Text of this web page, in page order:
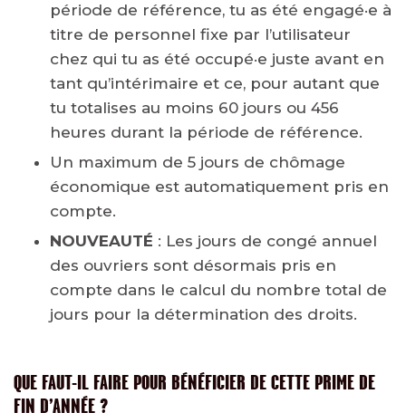
période de référence, tu as été engagé·e à
titre de personnel fixe par l’utilisateur
chez qui tu as été occupé·e juste avant en
tant qu’intérimaire et ce, pour autant que
tu totalises au moins 60 jours ou 456
heures durant la période de référence.
Un maximum de 5 jours de chômage
économique est automatiquement pris en
compte.
NOUVEAUTÉ : Les jours de congé annuel
des ouvriers sont désormais pris en
compte dans le calcul du nombre total de
jours pour la détermination des droits.
QUE FAUT-IL FAIRE POUR BÉNÉFICIER DE CETTE PRIME DE
FIN D’ANNÉE ?